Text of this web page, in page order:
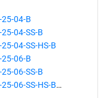
04-B
04-SS-B
04-SS-HS-B
06-B
06-SS-B
06-SS-HS-B